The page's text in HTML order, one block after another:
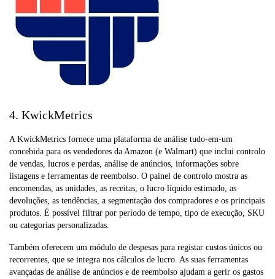
4. KwickMetrics
A KwickMetrics fornece uma plataforma de análise tudo-em-um
concebida para os vendedores da Amazon (e Walmart) que inclui controlo
de vendas, lucros e perdas, análise de anúncios, informações sobre
listagens e ferramentas de reembolso. O painel de controlo mostra as
encomendas, as unidades, as receitas, o lucro líquido estimado, as
devoluções, as tendências, a segmentação dos compradores e os principais
produtos. É possível filtrar por período de tempo, tipo de execução, SKU
ou categorias personalizadas.
Também oferecem um módulo de despesas para registar custos únicos ou
recorrentes, que se integra nos cálculos de lucro. As suas ferramentas
avançadas de análise de anúncios e de reembolso ajudam a gerir os gastos